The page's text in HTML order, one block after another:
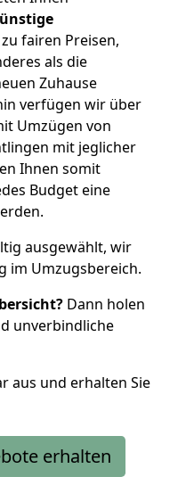
zu fairen Preisen,
als die
Zuhause
verfügen wir über
Umzügen von
mit jeglicher
Ihnen somit
Budget eine
ausgewählt, wir
im Umzugsbereich.
Dann holen
unverbindliche
aus und erhalten Sie
erhalten